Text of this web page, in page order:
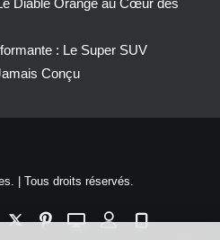
Diable Orange au Cœur des
: Le Super SUV
Conçu
| Tous droits réservés.